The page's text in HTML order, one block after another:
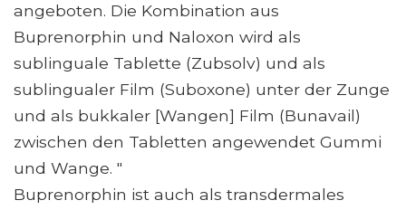
angeboten. Die Kombination aus
Buprenorphin und Naloxon wird als
sublinguale Tablette (Zubsolv) und als
sublingualer Film (Suboxone) unter der Zunge
und als bukkaler [Wangen] Film (Bunavail)
zwischen den Tabletten angewendet Gummi
und Wange. "
Buprenorphin ist auch als transdermales